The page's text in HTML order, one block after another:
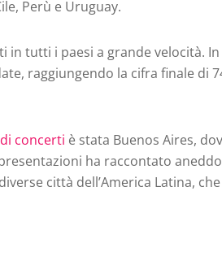
Perù e Uruguay.
tutti i paesi a grande velocità.
raggiungendo la cifra finale di
concerti è stata Buenos Aires,
ha raccontato
città dell’America Latina,